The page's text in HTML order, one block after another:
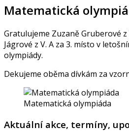
Matematická
Gratulujeme Zuzaně Gruberové z
Jágrové z V. A za 3. místo v
olympiády.
Dekujeme oběma dívkám za
Matematická olympiáda
Aktuální akce, termíny,